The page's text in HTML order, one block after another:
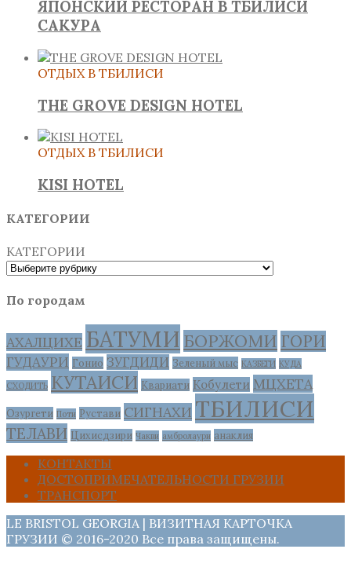
ЯПОНСКИЙ РЕСТОРАН В ТБИЛИСИ
САКУРА
ОТДЫХ В ТБИЛИСИ
THE GROVE DESIGN HOTEL
ОТДЫХ В ТБИЛИСИ
KISI HOTEL
КАТЕГОРИИ
КАТЕГОРИИ
По городам
АХАЛЦИХЕ БАТУМИ БОРЖОМИ ГОРИ
ГУДАУРИ Гонио ЗУГДИДИ Зеленый мыс КАЗБЕГИ КУДА
СХОДИТЬ КУТАИСИ Квариати Кобулети МЦХЕТА
Озургети Поти Рустави СИГНАХИ ТБИЛИСИ
ТЕЛАВИ Цихисдзири Чакви амбролаури анаклия
КОНТАКТЫ
ДОСТОПРИМЕЧАТЕЛЬНОСТИ ГРУЗИИ
ТРАНСПОРТ
LE BRISTOL GEORGIA | ВИЗИТНАЯ КАРТОЧКА
ГРУЗИИ © 2016-2020 Все права защищены.